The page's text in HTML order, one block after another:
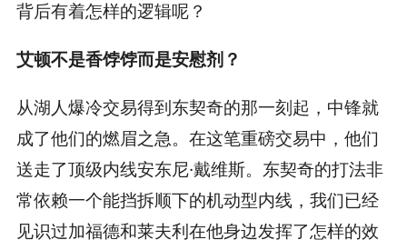
背后有着怎样的逻辑呢？
艾顿不是香饽饽而是安慰剂？
从湖人爆冷交易得到东契奇的那一刻起，中锋就
成了他们的燃眉之急。在这笔重磅交易中，他们
送走了顶级内线安东尼·戴维斯。东契奇的打法非
常依赖一个能挡拆顺下的机动型内线，我们已经
见识过加福德和莱夫利在他身边发挥了怎样的效